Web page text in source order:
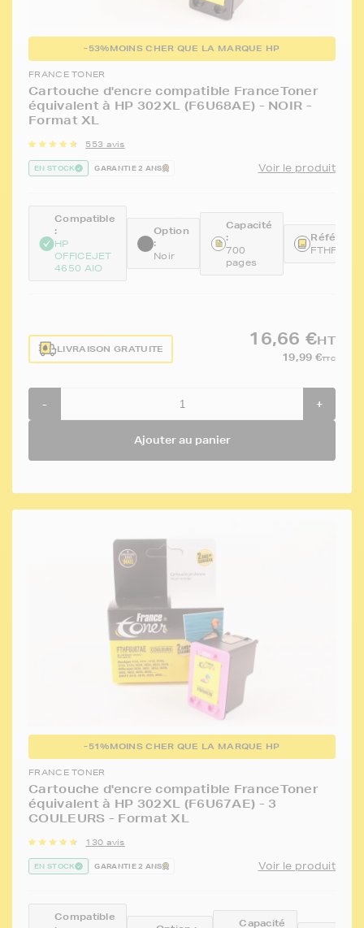
-53%MOINS CHER QUE LA MARQUE HP
FRANCE TONER
Cartouche d'encre compatible FranceToner
équivalent à HP 302XL (F6U68AE) - NOIR -
Format XL
553 avis
EN STOCK GARANTIE 2 ANS Voir le produit
Compatible
:
HP
OFFICEJET
4650 AIO
Option
:
Noir
Capacité
:
700
pages
LIVRAISON GRATUITE
16,66 €HT
19,99 €TTC
- +
Ajouter au panier
-51%MOINS CHER QUE LA MARQUE HP
FRANCE TONER
Cartouche d'encre compatible FranceToner
équivalent à HP 302XL (F6U67AE) - 3
COULEURS - Format XL
130 avis
EN STOCK GARANTIE 2 ANS Voir le produit
Compatible
Capacité